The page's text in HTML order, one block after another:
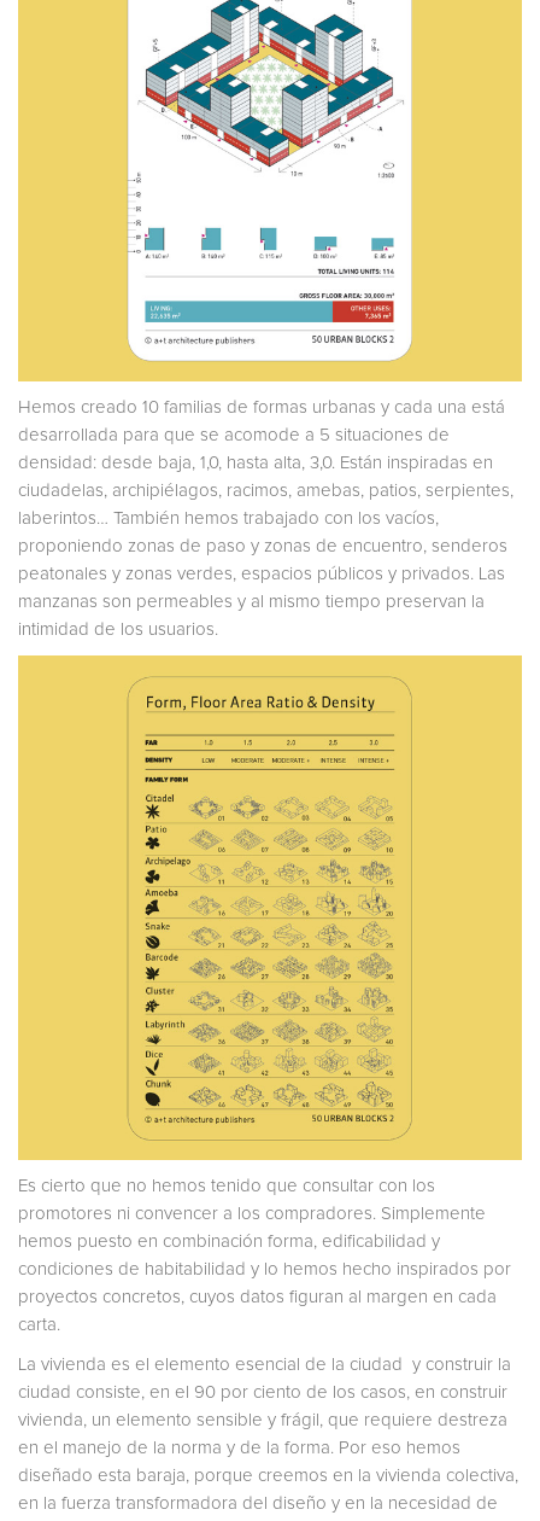
Hemos creado 10 familias de formas urbanas y cada una está
desarrollada para que se acomode a 5 situaciones de
densidad: desde baja, 1,0, hasta alta, 3,0. Están inspiradas en
ciudadelas, archipiélagos, racimos, amebas, patios, serpientes,
laberintos… También hemos trabajado con los vacíos,
proponiendo zonas de paso y zonas de encuentro, senderos
peatonales y zonas verdes, espacios públicos y privados. Las
manzanas son permeables y al mismo tiempo preservan la
intimidad de los usuarios.
Es cierto que no hemos tenido que consultar con los
promotores ni convencer a los compradores. Simplemente
hemos puesto en combinación forma, edificabilidad y
condiciones de habitabilidad y lo hemos hecho inspirados por
proyectos concretos, cuyos datos figuran al margen en cada
carta.
La vivienda es el elemento esencial de la ciudad y construir la
ciudad consiste, en el 90 por ciento de los casos, en construir
vivienda, un elemento sensible y frágil, que requiere destreza
en el manejo de la norma y de la forma. Por eso hemos
diseñado esta baraja, porque creemos en la vivienda colectiva,
en la fuerza transformadora del diseño y en la necesidad de